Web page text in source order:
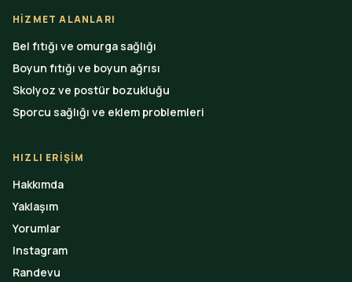
HIZMET ALANLARI
Bel fıtığı ve omurga sağlığı
Boyun fıtığı ve boyun ağrısı
Skolyoz ve postür bozukluğu
Sporcu sağlığı ve eklem problemleri
HIZLI ERIŞIM
Hakkımda
Yaklaşım
Yorumlar
Instagram
Randevu